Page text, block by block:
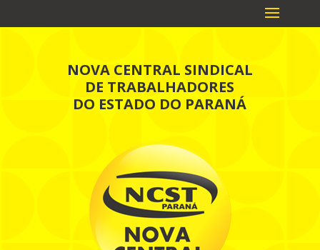
NOVA CENTRAL SINDICAL
DE TRABALHADORES
DO ESTADO DO PARANÁ